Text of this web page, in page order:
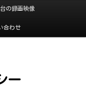
の録画映像
合わせ
ー